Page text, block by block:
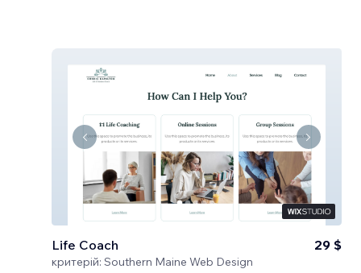
Life Coach
критерій: Southern Maine Web Design
29 $